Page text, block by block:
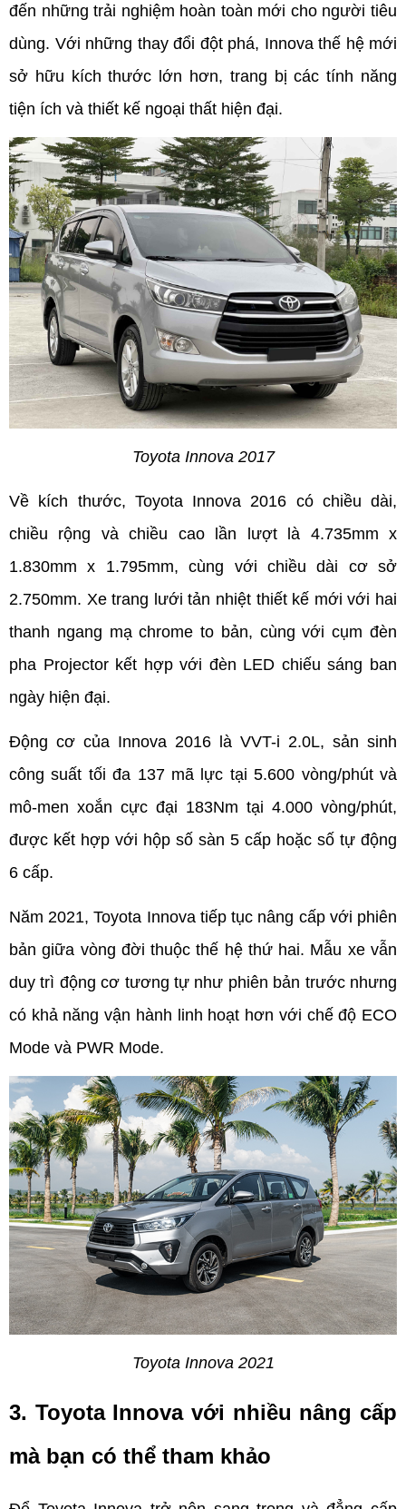
đến những trải nghiệm hoàn toàn mới cho người tiêu
dùng. Với những thay đổi đột phá, Innova thế hệ mới
sở hữu kích thước lớn hơn, trang bị các tính năng
tiện ích và thiết kế ngoại thất hiện đại.
Toyota Innova 2017
Về kích thước, Toyota Innova 2016 có chiều dài,
chiều rộng và chiều cao lần lượt là 4.735mm x
1.830mm x 1.795mm, cùng với chiều dài cơ sở
2.750mm. Xe trang lưới tản nhiệt thiết kế mới với hai
thanh ngang mạ chrome to bản, cùng với cụm đèn
pha Projector kết hợp với đèn LED chiếu sáng ban
ngày hiện đại.
Động cơ của Innova 2016 là VVT-i 2.0L, sản sinh
công suất tối đa 137 mã lực tại 5.600 vòng/phút và
mô-men xoắn cực đại 183Nm tại 4.000 vòng/phút,
được kết hợp với hộp số sàn 5 cấp hoặc số tự động
6 cấp.
Năm 2021, Toyota Innova tiếp tục nâng cấp với phiên
bản giữa vòng đời thuộc thế hệ thứ hai. Mẫu xe vẫn
duy trì động cơ tương tự như phiên bản trước nhưng
có khả năng vận hành linh hoạt hơn với chế độ ECO
Mode và PWR Mode.
Toyota Innova 2021
3. Toyota Innova với nhiều nâng cấp
mà bạn có thể tham khảo